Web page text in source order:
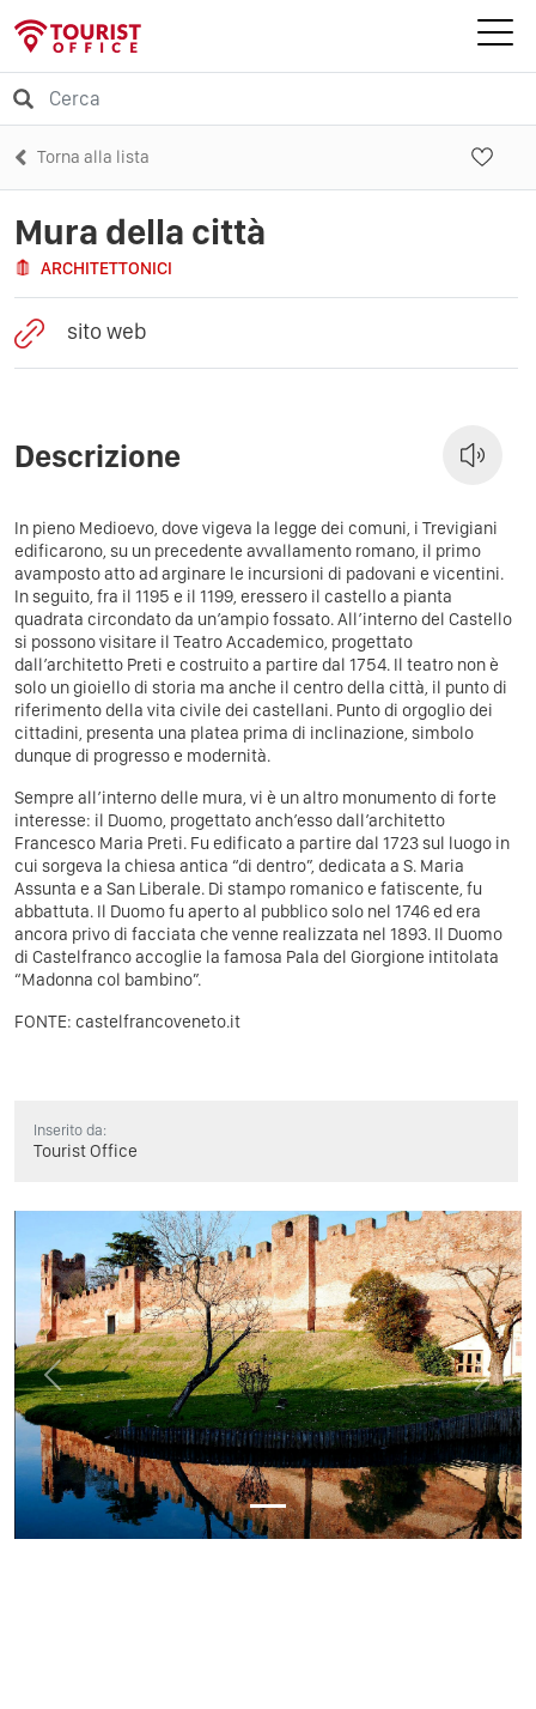
Torna alla lista
Mura della città
ARCHITETTONICI
sito web
Descrizione
In pieno Medioevo, dove vigeva la legge dei comuni, i Trevigiani
edificarono, su un precedente avvallamento romano, il primo
avamposto atto ad arginare le incursioni di padovani e vicentini.
In seguito, fra il 1195 e il 1199, eressero il castello a pianta
quadrata circondato da un’ampio fossato. All’interno del Castello
si possono visitare il Teatro Accademico, progettato
dall’architetto Preti e costruito a partire dal 1754. Il teatro non è
solo un gioiello di storia ma anche il centro della città, il punto di
riferimento della vita civile dei castellani. Punto di orgoglio dei
cittadini, presenta una platea prima di inclinazione, simbolo
dunque di progresso e modernità.
Sempre all’interno delle mura, vi è un altro monumento di forte
interesse: il Duomo, progettato anch’esso dall’architetto
Francesco Maria Preti. Fu edificato a partire dal 1723 sul luogo in
cui sorgeva la chiesa antica “di dentro”, dedicata a S. Maria
Assunta e a San Liberale. Di stampo romanico e fatiscente, fu
abbattuta. Il Duomo fu aperto al pubblico solo nel 1746 ed era
ancora privo di facciata che venne realizzata nel 1893. Il Duomo
di Castelfranco accoglie la famosa Pala del Giorgione intitolata
“Madonna col bambino”.
FONTE: castelfrancoveneto.it
Inserito da:
Tourist Office
Previous Next